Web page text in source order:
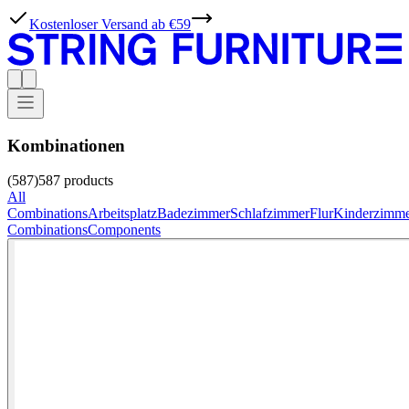
Kostenloser Versand ab €59
Kombinationen
(587)587 products
All
CombinationsArbeitsplatzBadezimmerSchlafzimmerFlur
CombinationsComponents